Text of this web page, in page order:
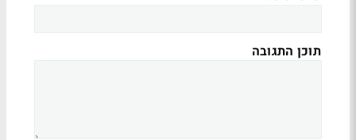
תוכן התגובה